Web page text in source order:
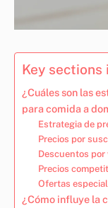
Key
¿Cuáles son las
para comida a
Estrategia de
Precios por
Descuentos por
Precios
Ofertas
¿Cómo influye la